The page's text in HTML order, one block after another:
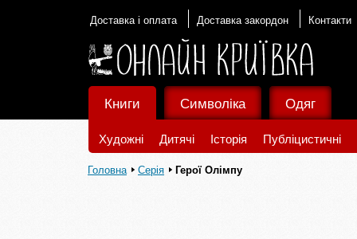
Доставка і оплата Доставка закордон Контакти
Книги
Художні Дитячі Історія Публіцистичні
Символіка Одяг
Головна Серія Герої Олімпу